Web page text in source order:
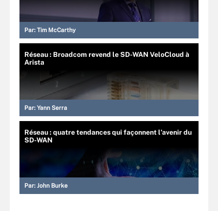
Par: Tim McCarthy
Réseau : Broadcom revend le SD-WAN VeloCloud à
Arista
Par: Yann Serra
Réseau : quatre tendances qui façonnent l’avenir du
SD-WAN
Par: John Burke